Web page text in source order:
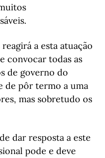
a esta atuação
convocar todas as
de governo do
de pôr termo a uma
mas sobretudo os
dar resposta a este
pode e deve